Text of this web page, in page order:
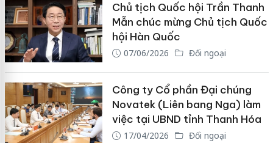
Chủ tịch Quốc hội Trần Thanh
Mẫn chúc mừng Chủ tịch Quốc
hội Hàn Quốc
07/06/2026 Đối ngoại
Công ty Cổ phần Đại chúng
Novatek (Liên bang Nga) làm
việc tại UBND tỉnh Thanh Hóa
17/04/2026 Đối ngoại